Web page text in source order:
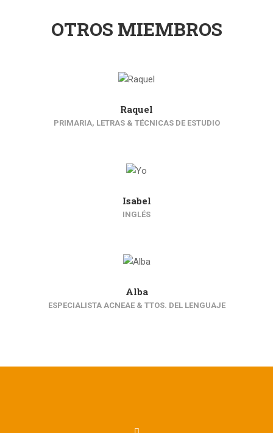
OTROS MIEMBROS
Raquel
PRIMARIA, LETRAS & TÉCNICAS DE ESTUDIO
Isabel
INGLÉS
Alba
ESPECIALISTA ACNEAE & TTOS. DEL LENGUAJE